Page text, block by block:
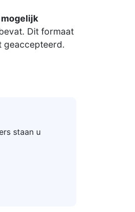
Dit formaat
geaccepteerd.
staan u